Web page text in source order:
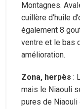
Montagnes.
cuillère d’huile
également 8
ventre et le bas
amélioration.
Zona, herpès :
mais le Niaouli
pures de Niaouli